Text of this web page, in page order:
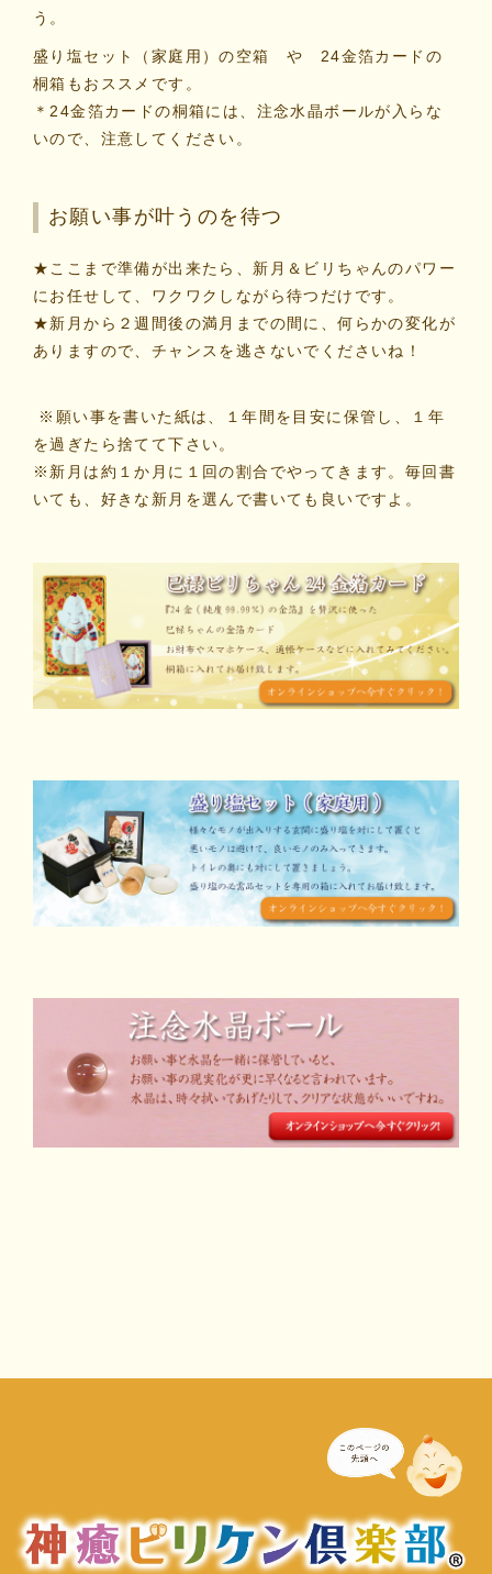
う。
盛り塩セット（家庭用）の空箱 や 24金箔カード の
桐箱もおススメです。
＊ 24金箔カードの桐箱には、注念水晶ボールが入らな
いので、注意してください。
お願い事が叶うのを待つ
★ここまで準備が出来たら、新月＆ビリちゃんのパワー
にお任せして、ワクワクしながら待つだけです。
★新月から２週間後の満月までの間に、何らかの変化が
ありますので、チャンスを逃さないでくださいね！
※願い事を書いた紙は、１年間を目安に保管し、１年
を過ぎたら捨てて下さい。
※新月は約１か月に１回の割合でやってきます。毎回書
いても、好きな新月を選んで書いても良いですよ。